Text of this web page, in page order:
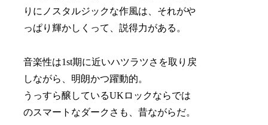
りにノスタルジックな作風は、それがや
っぱり輝かしくって、説得力がある。
音楽性は1st期に近いハツラツさを取り戻
しながら、明朗かつ躍動的。
うっすら醸しているUKロックならでは
のスマートなダークさも、昔ながらだ。